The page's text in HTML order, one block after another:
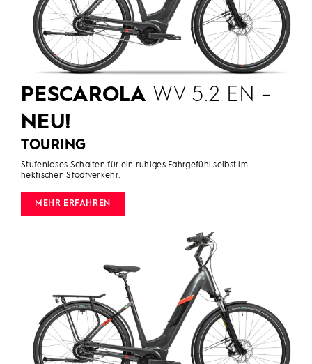
PESCAROLA WV 5.2 EN –
NEU!
TOURING
Stufenloses Schalten für ein ruhiges Fahrgefühl selbst im
hektischen Stadtverkehr.
MEHR ERFAHREN